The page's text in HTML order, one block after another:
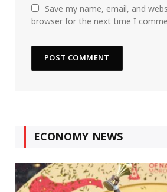
Save my name, email, and
browser for the next time I
ECONOMY NEWS